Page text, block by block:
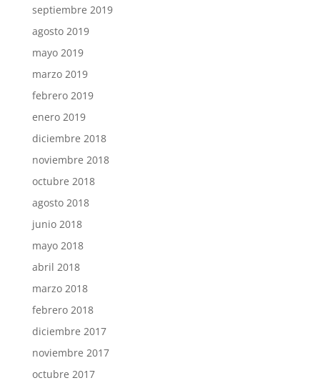
septiembre 2019
agosto 2019
mayo 2019
marzo 2019
febrero 2019
enero 2019
diciembre 2018
noviembre 2018
octubre 2018
agosto 2018
junio 2018
mayo 2018
abril 2018
marzo 2018
febrero 2018
diciembre 2017
noviembre 2017
octubre 2017